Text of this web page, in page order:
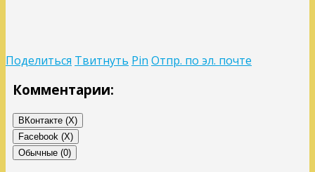
Поделиться Твитнуть Pin Отпр. по эл. почте
Комментарии:
ВКонтакте (X)
Facebook (X)
Обычные (0)